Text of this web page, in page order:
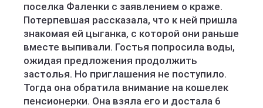
поселка Фаленки с заявлением о краже.
Потерпевшая рассказала, что к ней пришла
знакомая ей цыганка, с которой они раньше
вместе выпивали. Гостья попросила воды,
ожидая предложения продолжить
застолья. Но приглашения не поступило.
Тогда она обратила внимание на кошелек
пенсионерки. Она взяла его и достала 6